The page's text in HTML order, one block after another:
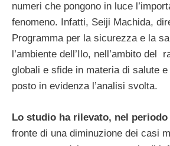
numeri che pongono in luce
fenomeno. Infatti, Seiji Machida,
Programma per la sicurezza e la
l’ambiente dell’Ilo, nell’ambito del
globali e sfide in materia di salute
posto in evidenza l’analisi svolta.
Lo studio ha rilevato, nel periodo
fronte di una diminuzione dei casi